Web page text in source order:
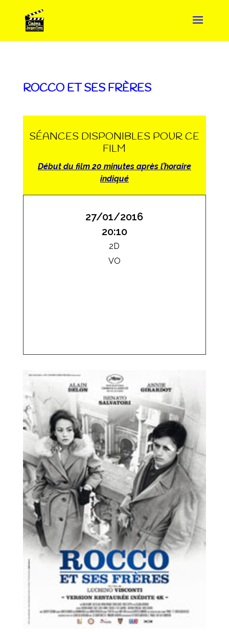
ROCCO ET SES FRÈRES
SÉANCES DISPONIBLES POUR CE
FILM
Début du film 20 minutes après l’horaire
indiqué
27/01/2016
20:10
2D
VO